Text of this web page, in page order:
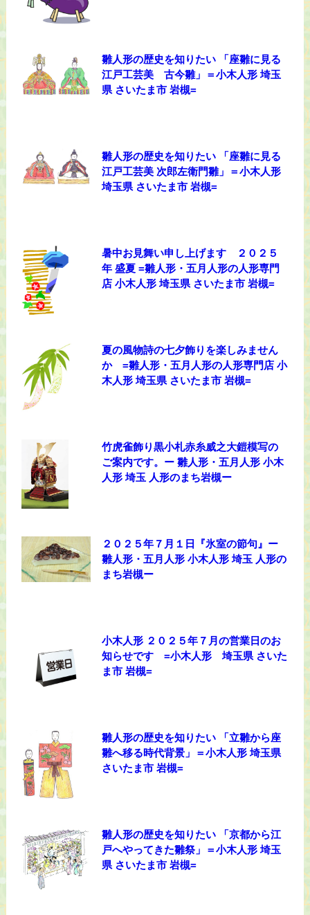
雛人形の歴史を知りたい 「座雛に見る
江戸工芸美 古今雛」＝小木人形 埼玉
県 さいたま市 岩槻=
雛人形の歴史を知りたい 「座雛に見る
江戸工芸美 次郎左衛門雛」＝小木人形
埼玉県 さいたま市 岩槻=
暑中お見舞い申し上げます ２０２５
年 盛夏 =雛人形・五月人形の人形専門
店 小木人形 埼玉県 さいたま市 岩槻=
夏の風物詩の七夕飾りを楽しみません
か =雛人形・五月人形の人形専門店 小
木人形 埼玉県 さいたま市 岩槻=
竹虎雀飾り黒小札赤糸威之大鎧模写の
ご案内です。ー 雛人形・五月人形 小木
人形 埼玉 人形のまち岩槻ー
２０２５年７月１日『氷室の節句』ー
雛人形・五月人形 小木人形 埼玉 人形の
まち岩槻ー
小木人形 ２０２５年７月の営業日のお
知らせです =小木人形 埼玉県 さいた
ま市 岩槻=
雛人形の歴史を知りたい 「立雛から座
雛へ移る時代背景」＝小木人形 埼玉県
さいたま市 岩槻=
雛人形の歴史を知りたい 「京都から江
戸へやってきた雛祭」＝小木人形 埼玉
県 さいたま市 岩槻=